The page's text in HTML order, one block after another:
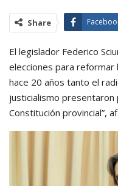
Share
El legislador Federico
elecciones para reformar
hace 20 años tanto el
justicialismo
Constitución provincial”,